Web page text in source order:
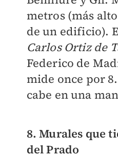
metros (más
de un edificio).
Carlos Ortiz de
Federico de
mide once por
cabe en una
8. Murales que
del Prado